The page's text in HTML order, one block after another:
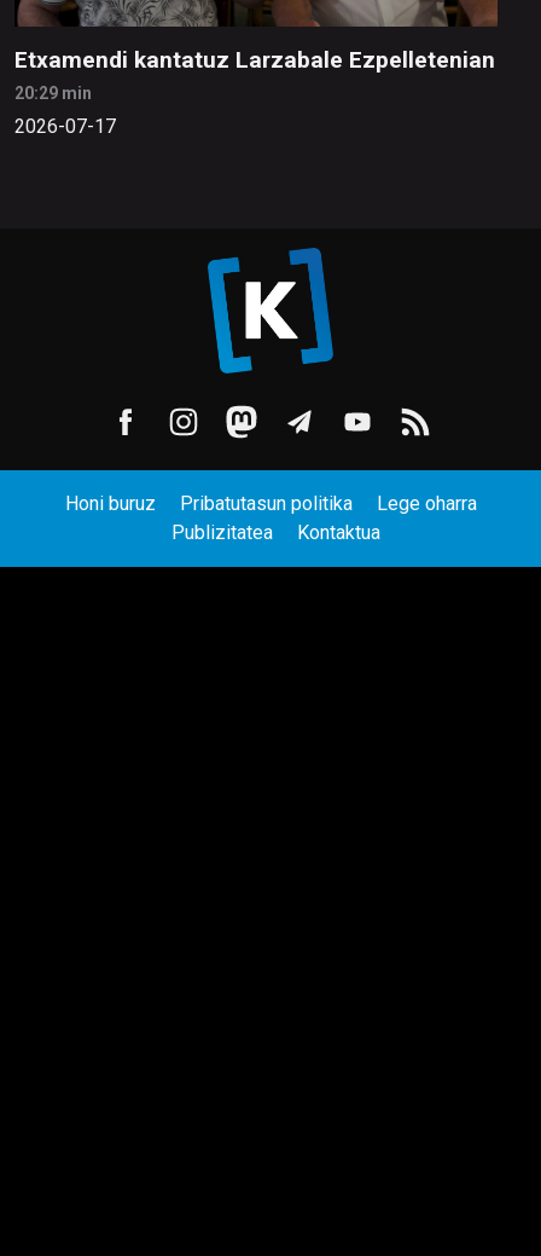
Etxamendi kantatuz Larzabale Ezpelletenian
20:29 min
2026-07-17
Honi buruz Pribatutasun politika
Lege oharra
Publizitatea
Kontaktua